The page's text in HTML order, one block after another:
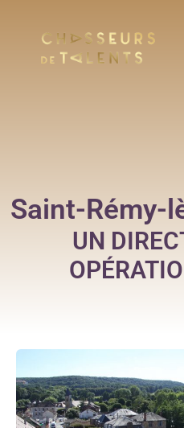
Saint-Rémy-
UN